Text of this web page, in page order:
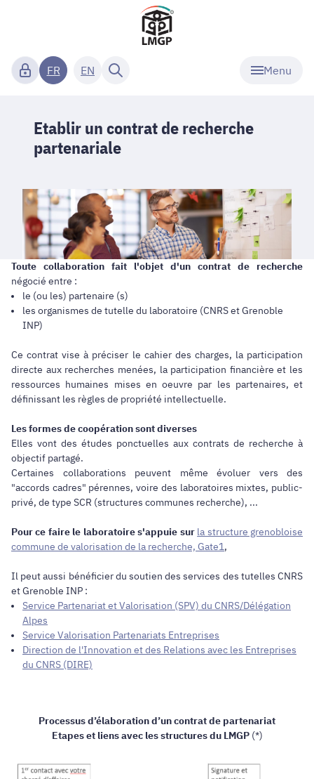
Menu
FR EN
Etablir un contrat de recherche
partenariale
Toute collaboration fait l'objet d'un contrat de recherche
négocié entre :
le (ou les) partenaire (s)
les organismes de tutelle du laboratoire (CNRS et Grenoble
INP)
Ce contrat vise à préciser le cahier des charges, la participation
directe aux recherches menées, la participation financière et les
ressources humaines mises en oeuvre par les partenaires, et
définissant les règles de propriété intellectuelle.
Les formes de coopération sont diverses
Elles vont des études ponctuelles aux contrats de recherche à
objectif partagé.
Certaines collaborations peuvent même évoluer vers des
"accords cadres" pérennes, voire des laboratoires mixtes, public-
privé, de type SCR (structures communes recherche), ...
Pour ce faire le laboratoire s'appuie sur la structure grenobloise
commune de valorisation de la recherche, Gate1 ,
Il peut aussi bénéficier du soutien des services des tutelles CNRS
et Grenoble INP :
Service Partenariat et Valorisation (SPV) du CNRS/Délégation
Alpes
Service Valorisation Partenariats Entreprises
Direction de l'Innovation et des Relations avec les Entreprises
du CNRS (DIRE)
Processus d’élaboration d’un contrat de partenariat
Etapes et liens avec les structures du LMGP (*)